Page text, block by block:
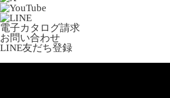
電子カタログ請求
お問い合わせ
LINE友だち登録